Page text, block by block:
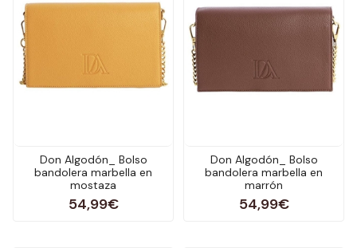
Don Algodón_ Bolso
bandolera marbella en
mostaza
54,99€
Don Algodón_ Bolso
bandolera marbella en
marrón
54,99€